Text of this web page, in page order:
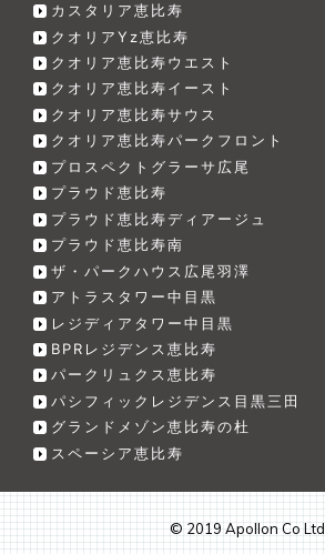
カスタリア恵比寿
クオリアYz恵比寿
クオリア恵比寿ウエスト
クオリア恵比寿イースト
クオリア恵比寿サウス
クオリア恵比寿パークフロント
プロスペクトグラーサ広尾
プラウド恵比寿
プラウド恵比寿ディアージュ
プラウド恵比寿南
ザ・パークハウス広尾羽澤
アトラスタワー中目黒
レジディアタワー中目黒
BPRレジデンス恵比寿
パークリュクス恵比寿
パシフィックレジデンス目黒三田
グランドメゾン恵比寿の杜
スペーシア恵比寿
© 2019 Apollon Co Ltd.